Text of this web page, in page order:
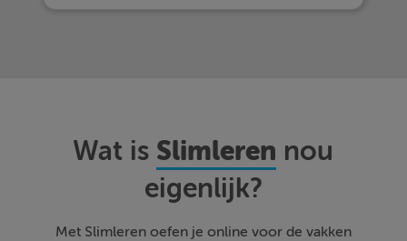
Wat is Slimleren nou
eigenlijk?
Met Slimleren oefen je online voor de vakken